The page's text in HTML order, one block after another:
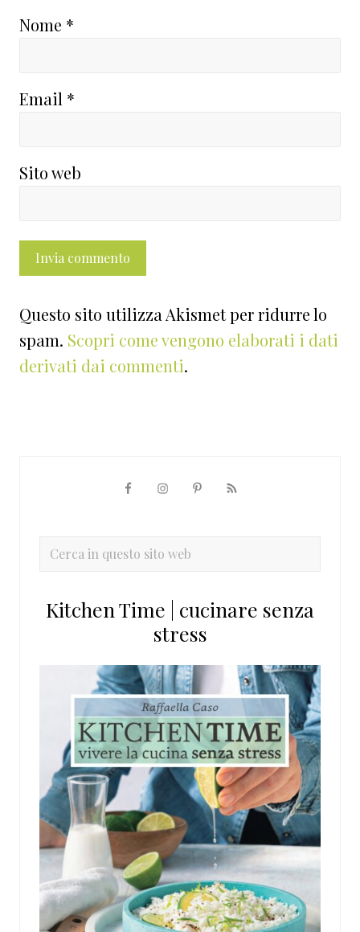
Nome *
Email *
Sito web
Questo sito utilizza Akismet per ridurre lo
spam. Scopri come vengono elaborati i dati
derivati dai commenti.
primaria
Cerca
sito
Kitchen Time | cucinare senza
stress